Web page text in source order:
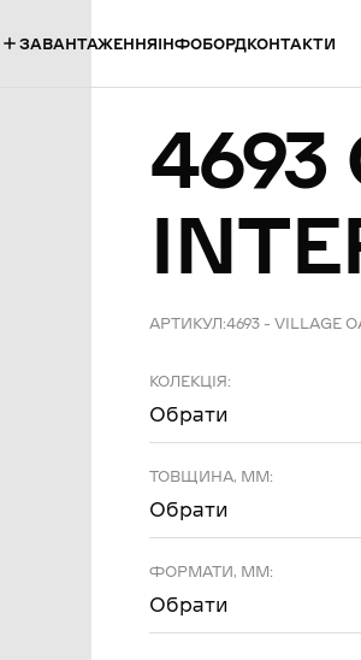
ЗАВАНТАЖЕННЯІНФОБОРДКОНТАКТИ
4693
АРТИКУЛ:4693 – VILLAGE
КОЛЕКЦІЯ:
Обрати
ТОВЩИНА, ММ:
Обрати
ФОРМАТИ, ММ:
Обрати